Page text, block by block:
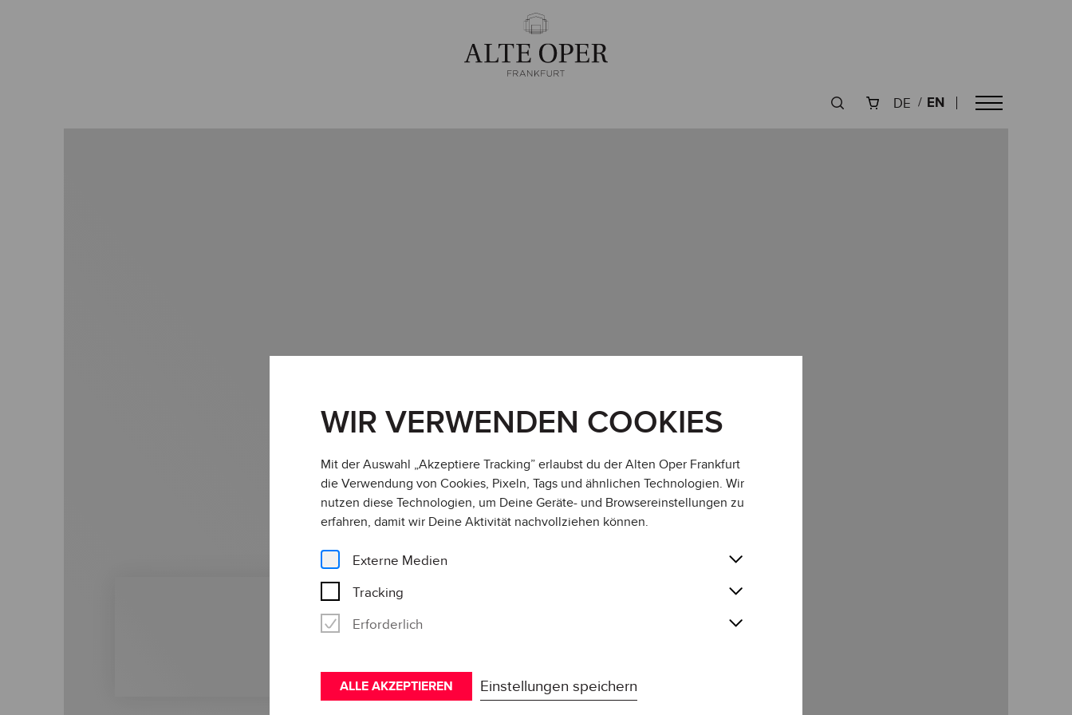
WIR VERWENDEN COOKIES
Mit der Auswahl „Akzeptiere Tracking” erlaubst du der Alten Oper Frankfurt
die Verwendung von Cookies, Pixeln, Tags und ähnlichen Technologien. Wir
nutzen diese Technologien, um Deine Geräte- und Browsereinstellungen zu
erfahren, damit wir Deine Aktivität nachvollziehen können.
Externe Medien
Tracking
Erforderlich
ALLE AKZEPTIEREN Einstellungen speichern
DE EN